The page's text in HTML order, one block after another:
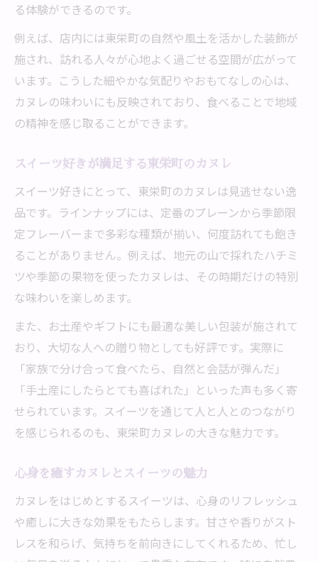
る体験ができるのです。
例えば、店内には東栄町の自然や風土を活かした装飾が
施され、訪れる人々が心地よく過ごせる空間が広がって
います。こうした細やかな気配りやおもてなしの心は、
カヌレの味わいにも反映されており、食べることで地域
の精神を感じ取ることができます。
スイーツ好きが満足する東栄町のカヌレ
スイーツ好きにとって、東栄町のカヌレは見逃せない逸
品です。ラインナップには、定番のプレーンから季節限
定フレーバーまで多彩な種類が揃い、何度訪れても飽き
ることがありません。例えば、地元の山で採れたハチミ
ツや季節の果物を使ったカヌレは、その時期だけの特別
な味わいを楽しめます。
また、お土産やギフトにも最適な美しい包装が施されて
おり、大切な人への贈り物としても好評です。実際に
「家族で分け合って食べたら、自然と会話が弾んだ」
「手土産にしたらとても喜ばれた」といった声も多く寄
せられています。スイーツを通じて人と人とのつながり
を感じられるのも、東栄町カヌレの大きな魅力です。
心身を癒すカヌレとスイーツの魅力
カヌレをはじめとするスイーツは、心身のリフレッシュ
や癒しに大きな効果をもたらします。甘さや香りがスト
レスを和らげ、気持ちを前向きにしてくれるため、忙し